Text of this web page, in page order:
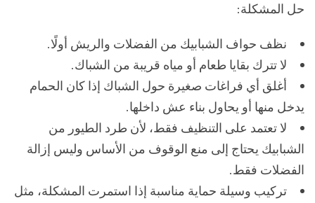
حل المشكلة:
نظف حواف الشبابيك من الفضلات والريش أولًا.
لا تترك بقايا طعام أو مياه قريبة من الشباك.
أغلق أي فراغات صغيرة حول الشباك إذا كان الحمام
يدخل منها أو يحاول بناء عش داخلها.
لا تعتمد على التنظيف فقط، لأن طرد الطيور من
الشبابيك يحتاج إلى منع الوقوف من الأساس وليس إزالة
الفضلات فقط.
تركيب وسيلة حماية مناسبة إذا استمرت المشكلة، مثل